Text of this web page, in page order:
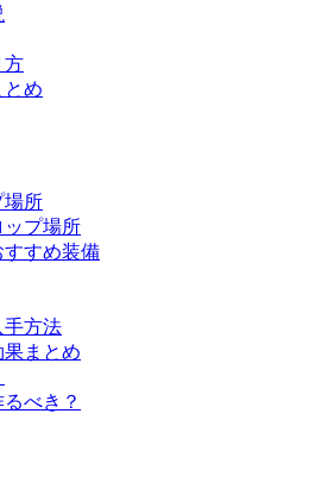
方
とめ
場所
ップ場所
すめ装備
手方法
まとめ
べき？